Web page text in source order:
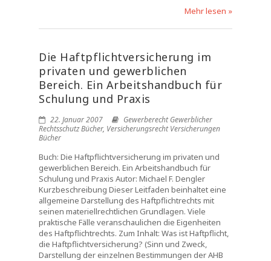
Mehr lesen »
Die Haftpflichtversicherung im
privaten und gewerblichen
Bereich. Ein Arbeitshandbuch für
Schulung und Praxis
22. Januar 2007
Gewerberecht Gewerblicher
Rechtsschutz Bücher, Versicherungsrecht Versicherungen
Bücher
Buch: Die Haftpflichtversicherung im privaten und
gewerblichen Bereich. Ein Arbeitshandbuch für
Schulung und Praxis Autor: Michael F. Dengler
Kurzbeschreibung Dieser Leitfaden beinhaltet eine
allgemeine Darstellung des Haftpflichtrechts mit
seinen materiellrechtlichen Grundlagen. Viele
praktische Fälle veranschaulichen die Eigenheiten
des Haftpflichtrechts. Zum Inhalt: Was ist Haftpflicht,
die Haftpflichtversicherung? (Sinn und Zweck,
Darstellung der einzelnen Bestimmungen der AHB